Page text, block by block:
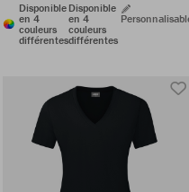
Disponible
en 4
couleurs
différentes
Disponible
en 4
couleurs
différentes